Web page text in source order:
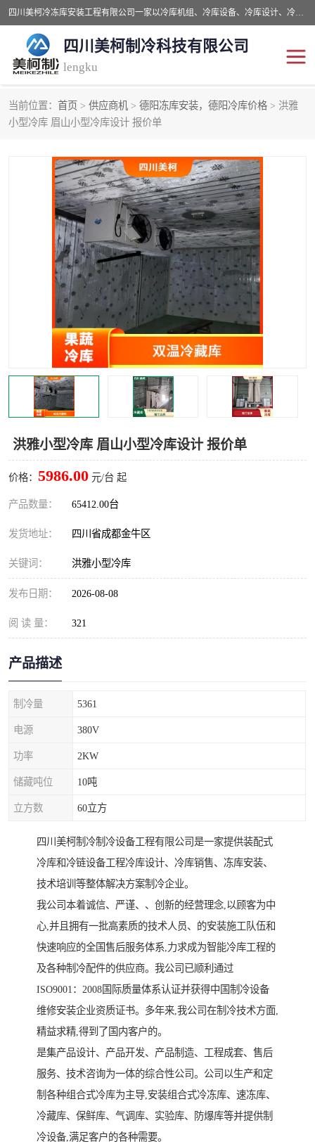
四川美柯冷冻库安装工程有限公司一家以冷库机组、冷库设备、冷库设计、冷冻库设备销售、冷库安装、冻库安装价格及技术服务为一体的综合企业，咨询热线：同等设备材料优惠10% 。公司各种类型安装组合式冷库、冷冻库、冷藏库、气调保鲜库、并提供成套设备供应、安装与调试、维护与维修、技术咨询、操作维修人员技术培训等
四川美柯制冷科技有限公司
lengku
当前位置： 首页 > 供应商机 > 德阳冻库安装，德阳冷库价格 > 洪雅
小型冷库 眉山小型冷库设计 报价单
洪雅小型冷库 眉山小型冷库设计 报价单
价格： 5986.00 元/台 起
产品数量： 65412.00台
发货地址： 四川省成都金牛区
关键词： 洪雅小型冷库
发布日期： 2026-08-08
阅 读 量： 321
产品描述
制冷量 5361
电源 380V
功率 2KW
储藏吨位 10吨
立方数 60立方
四川美柯制冷制冷设备工程有限公司是一家提供装配式
冷库和冷链设备工程冷库设计、冷库销售、冻库安装、
技术培训等整体解决方案制冷企业。
我公司本着诚信、严谨、、创新的经营理念,以顾客为中
心,并且拥有一批高素质的技术人员、的安装施工队伍和
快速响应的全国售后服务体系,力求成为智能冷库工程的
及各种制冷配件的供应商。我公司已顺利通过
ISO9001：2008国际质量体系认证并获得中国制冷设备
维修安装企业资质证书。多年来,我公司在制冷技术方面,
精益求精,得到了国内客户的。
是集产品设计、产品开发、产品制造、工程成套、售后
服务、技术咨询为一体的综合性公司。公司以生产和定
制各种组合式冷库为主导,安装组合式冷冻库、速冻库、
冷藏库、保鲜库、气调库、实验库、防爆库等并提供制
冷设备,满足客户的各种需要。
冷库安装，冷库价格
成都冻库，成都冻库价格 绵阳冻库,绵阳保鲜冷库
德阳冻库安装，德阳冷库 广元冻库安装,广元冻库造
价
南充冻库设计,南充冻库安 遂宁冻库
资阳冻库，资阳冻库安装 泸州冻库，泸州冷库
乐山冻库,乐山保鲜冷库 自贡冻库组装
雅安冷库,雅安冻库 攀枝花冻库
烘干冷链 冻库安装，小型冻库造价
内江冷库，内江冻库 宜宾冷库，宜宾冻库设备